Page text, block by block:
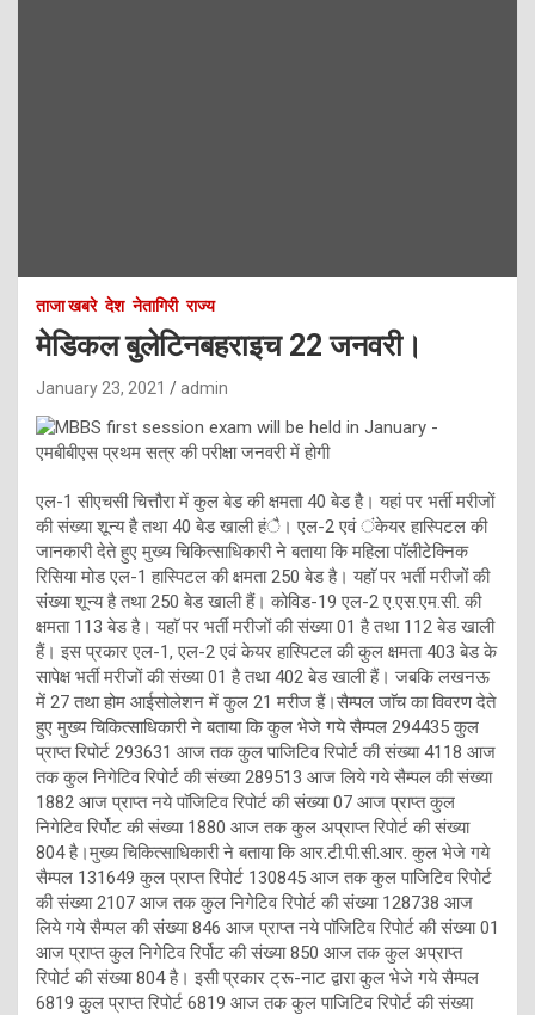
ताजा खबरे देश नेतागिरी राज्य
मेडिकल बुलेटिनबहराइच 22 जनवरी।
January 23, 2021 admin
एल-1 सीएचसी चित्तौरा में कुल बेड की क्षमता 40 बेड है। यहां पर भर्ती मरीजों
की संख्या शून्य है तथा 40 बेड खाली हंै। एल-2 एवं ंकेयर हास्पिटल की
जानकारी देते हुए मुख्य चिकित्साधिकारी ने बताया कि महिला पाॅलीटेक्निक
रिसिया मोड एल-1 हास्पिटल की क्षमता 250 बेड है। यहाॅ पर भर्ती मरीजों की
संख्या शून्य है तथा 250 बेड खाली हैं। कोविड-19 एल-2 ए.एस.एम.सी. की
क्षमता 113 बेड है। यहाॅ पर भर्ती मरीजों की संख्या 01 है तथा 112 बेड खाली
हैं। इस प्रकार एल-1, एल-2 एवं केयर हास्पिटल की कुल क्षमता 403 बेड के
सापेक्ष भर्ती मरीजों की संख्या 01 है तथा 402 बेड खाली हैं। जबकि लखनऊ
में 27 तथा होम आईसोलेशन में कुल 21 मरीज हैं।सैम्पल जाॅच का विवरण देते
हुए मुख्य चिकित्साधिकारी ने बताया कि कुल भेजे गये सैम्पल 294435 कुल
प्राप्त रिपोर्ट 293631 आज तक कुल पाजिटिव रिपोर्ट की संख्या 4118 आज
तक कुल निगेटिव रिपोर्ट की संख्या 289513 आज लिये गये सैम्पल की संख्या
1882 आज प्राप्त नये पाॅजिटिव रिपोर्ट की संख्या 07 आज प्राप्त कुल
निगेटिव रिर्पोट की संख्या 1880 आज तक कुल अप्राप्त रिपोर्ट की संख्या
804 है।मुख्य चिकित्साधिकारी ने बताया कि आर.टी.पी.सी.आर. कुल भेजे गये
सैम्पल 131649 कुल प्राप्त रिपोर्ट 130845 आज तक कुल पाजिटिव रिपोर्ट
की संख्या 2107 आज तक कुल निगेटिव रिपोर्ट की संख्या 128738 आज
लिये गये सैम्पल की संख्या 846 आज प्राप्त नये पाॅजिटिव रिपोर्ट की संख्या 01
आज प्राप्त कुल निगेटिव रिर्पोट की संख्या 850 आज तक कुल अप्राप्त
रिपोर्ट की संख्या 804 है। इसी प्रकार ट्रू-नाट द्वारा कुल भेजे गये सैम्पल
6819 कुल प्राप्त रिपोर्ट 6819 आज तक कुल पाजिटिव रिपोर्ट की संख्या